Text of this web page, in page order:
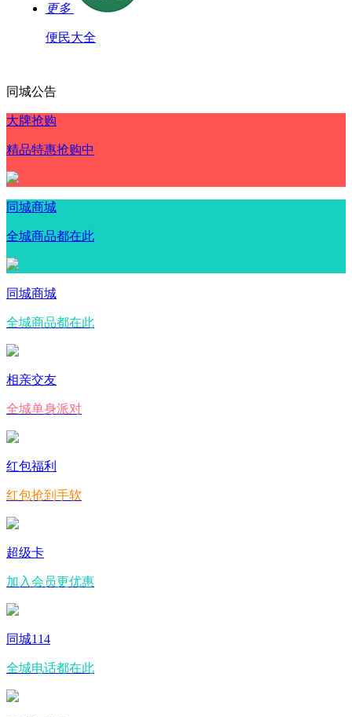
更多
便民大全
同城公告
大牌抢购
精品特惠抢购中
同城商城
全城商品都在此
同城商城
全城商品都在此
相亲交友
全城单身派对
红包福利
红包抢到手软
超级卡
加入会员更优惠
同城114
全城电话都在此